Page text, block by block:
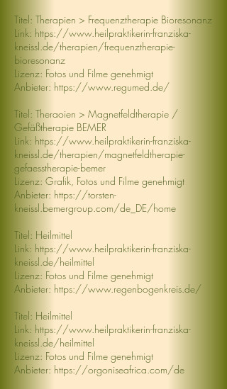
Titel: Therapien > Frequenztherapie Bioresonanz
Link: https://www.heilpraktikerin-franziska-
kneissl.de/therapien/frequenztherapie-
bioresonanz
Lizenz: Fotos und Filme genehmigt
Anbieter: https://www.regumed.de/
Titel: Theraoien > Magnetfeldtherapie /
Gefäßtherapie BEMER
Link: https://www.heilpraktikerin-franziska-
kneissl.de/therapien/magnetfeldtherapie-
gefaesstherapie-bemer
Lizenz: Grafik, Fotos und Filme genehmigt
Anbieter: https://torsten-
kneissl.bemergroup.com/de_DE/home
Titel: Heilmittel
Link: https://www.heilpraktikerin-franziska-
kneissl.de/heilmittel
Lizenz: Fotos und Filme genehmigt
Anbieter: https://www.regenbogenkreis.de/
Titel: Heilmittel
Link: https://www.heilpraktikerin-franziska-
kneissl.de/heilmittel
Lizenz: Fotos und Filme genehmigt
Anbieter: https://orgoniseafrica.com/de